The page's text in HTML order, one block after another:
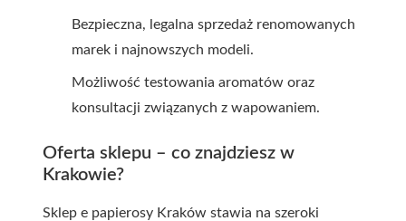
Bezpieczna, legalna sprzedaż renomowanych
marek i najnowszych modeli.
Możliwość testowania aromatów oraz
konsultacji związanych z wapowaniem.
Oferta sklepu – co znajdziesz w
Krakowie?
Sklep e papierosy Kraków stawia na szeroki